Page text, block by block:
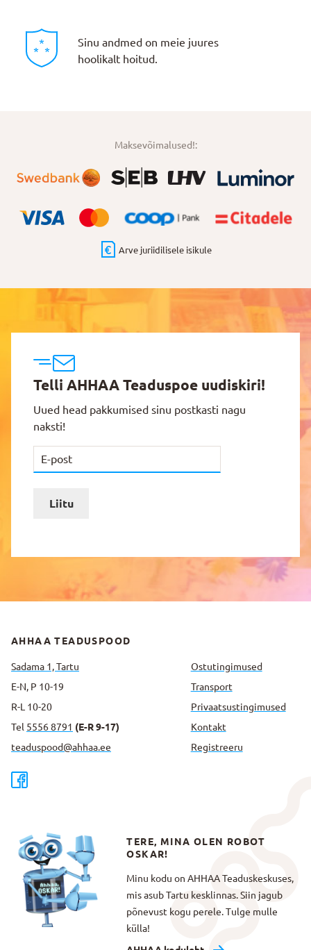
Sinu andmed on meie juures
hoolikalt hoitud.
Maksevõimalused!:
Arve juriidilisele isikule
Telli AHHAA Teaduspoe uudiskiri!
Uued head pakkumised sinu postkasti nagu
naksti!
Liitu
AHHAA TEADUSPOOD
Sadama 1, Tartu
E-N, P 10-19
R-L 10-20
Tel 5556 8791 (E-R 9-17)
teaduspood@ahhaa.ee
Ostutingimused
Transport
Privaatsus­tingimused
Kontakt
Registreeru
TERE, MINA OLEN ROBOT
OSKAR!
Minu kodu on AHHAA Teaduskeskuses,
mis asub Tartu kesklinnas. Siin jagub
põnevust kogu perele. Tulge mulle
külla!